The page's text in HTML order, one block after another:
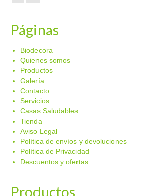
Páginas
Biodecora
Quienes somos
Productos
Galería
Contacto
Servicios
Casas Saludables
Tienda
Aviso Legal
Política de envíos y devoluciones
Política de Privacidad
Descuentos y ofertas
Productos